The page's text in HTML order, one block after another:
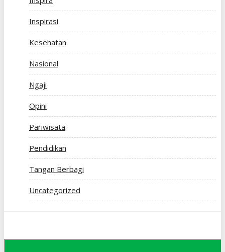
Inspirasi
Kesehatan
Nasional
Ngaji
Opini
Pariwisata
Pendidikan
Tangan Berbagi
Uncategorized